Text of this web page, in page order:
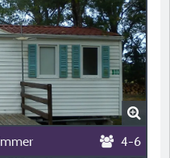
4-6